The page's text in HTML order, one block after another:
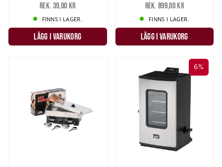
Rek. 39,00 kr
FINNS I LAGER.
LÄGG I VARUKORG
Rek. 899,00 kr
FINNS I LAGER.
LÄGG I VARUKORG
6%